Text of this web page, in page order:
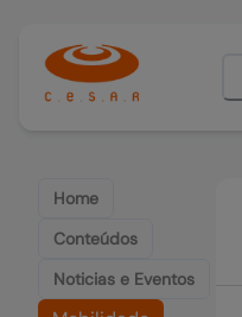
Home
Conteúdos
Noticias e Eventos